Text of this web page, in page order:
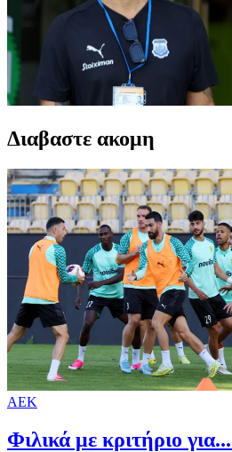
Διαβαστε ακομη
ΑΕΚ
Φιλικά με κριτήριο